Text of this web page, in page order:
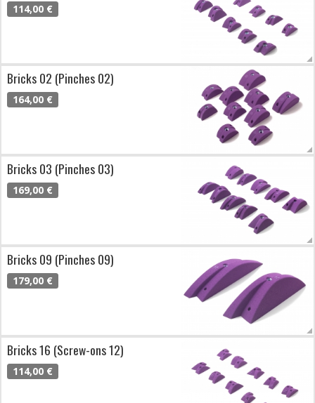
114,00 €
Bricks 02 (Pinches 02)
164,00 €
Bricks 03 (Pinches 03)
169,00 €
Bricks 09 (Pinches 09)
179,00 €
Bricks 16 (Screw-ons 12)
114,00 €